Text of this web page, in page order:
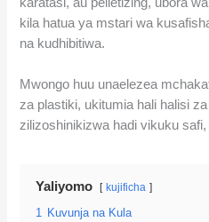
kila hatua ya mstari wa
na kudhibitiwa.
Mwongo huu unaelezea
za plastiki, ukitumia hali halisi
zilizoshinikizwa hadi vikuku
Yaliyomo kujificha
1 Kuvunja na Kula